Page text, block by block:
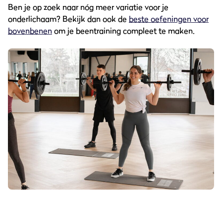
Ben je op zoek naar nóg meer variatie voor je
onderlichaam? Bekijk dan ook de beste oefeningen voor
bovenbenenom je beentraining compleet te maken.